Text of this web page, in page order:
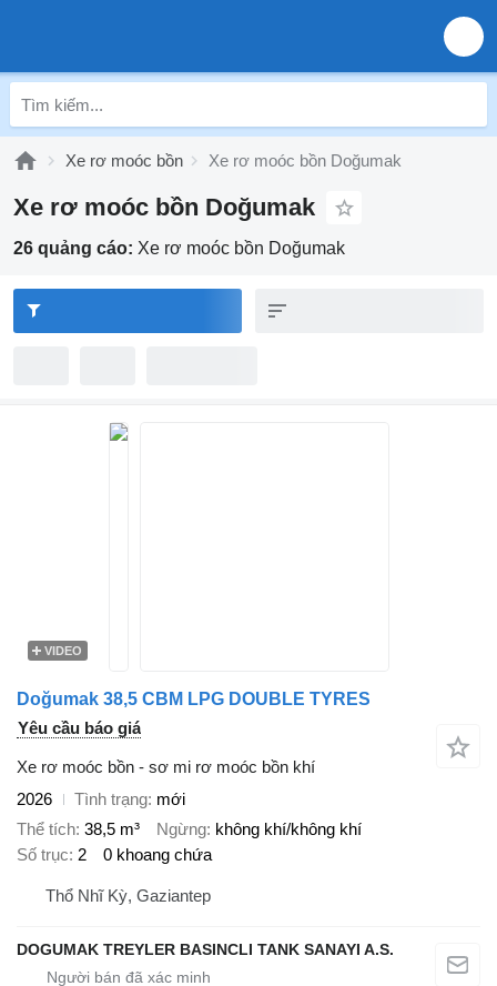
Xe rơ moóc bồn Xe rơ moóc bồn Doğumak
Xe rơ moóc bồn Doğumak
26 quảng cáo: Xe rơ moóc bồn Doğumak
VIDEO
Doğumak 38,5 CBM LPG DOUBLE TYRES
Yêu cầu báo giá
Xe rơ moóc bồn - sơ mi rơ moóc bồn khí
2026
Tình trạng mới
Thể tích 38,5 m³ Ngừng không khí/không khí
Số trục 2 0 khoang chứa
Thổ Nhĩ Kỳ, Gaziantep
DOGUMAK TREYLER BASINCLI TANK SANAYI A.S.